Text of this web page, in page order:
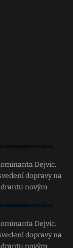
Dejvic.
dopravy na
novým
Dejvic.
dopravy na
novým